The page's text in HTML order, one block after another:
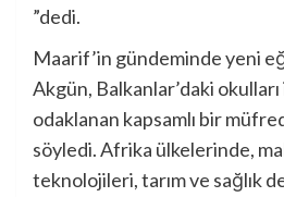
”dedi.
Maarif’in gündeminde yeni
Akgün, Balkanlar’daki
odaklanan kapsamlı bir
söyledi. Afrika ülkelerinde,
teknolojileri, tarım ve sağlık